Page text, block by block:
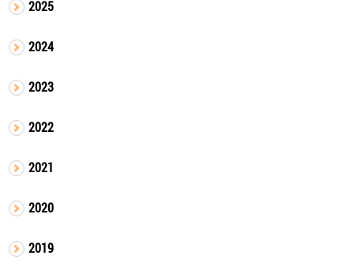
2025
2024
2023
2022
2021
2020
2019